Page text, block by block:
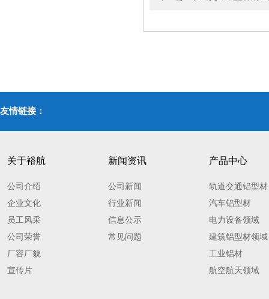
友情链接：
关于裕航
公司介绍
企业文化
员工风采
公司荣誉
厂容厂貌
宣传片
新闻资讯
公司新闻
行业新闻
信息公示
常见问题
产品中心
轨道交通铝型材
汽车铝型材
电力设备领域
建筑铝型材领域
工业铝材
航空航天领域